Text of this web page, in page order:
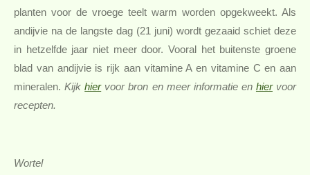
planten voor de vroege teelt warm worden opgekweekt. Als
andijvie na de langste dag (21 juni) wordt gezaaid schiet deze
in hetzelfde jaar niet meer door. Vooral het buitenste groene
blad van andijvie is rijk aan vitamine A en vitamine C en aan
mineralen. Kijk hier voor bron en meer informatie en hier voor
recepten.
Wortel